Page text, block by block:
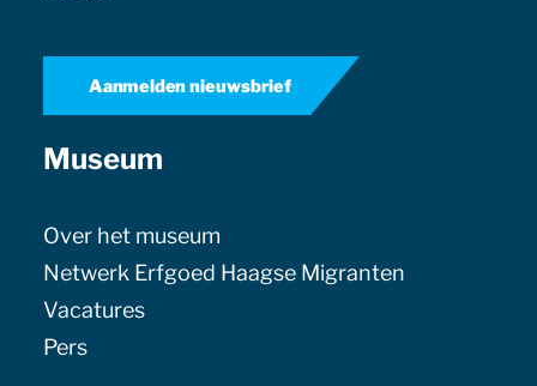
Aanmelden nieuwsbrief
Museum
Over het museum
Netwerk Erfgoed Haagse Migranten
Vacatures
Pers